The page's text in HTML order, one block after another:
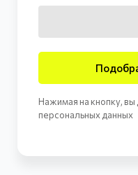
Нажимая на кнопку, вы
персональных данных